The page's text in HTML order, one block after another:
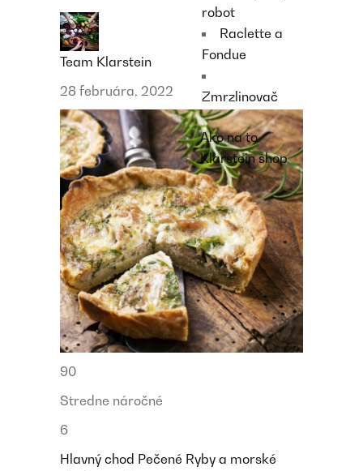
robot
Raclette a
Fondue
Zmrzlinovač
Ako na to
Klarstein shop
Team Klarstein
28 februára, 2022
90
Stredne náročné
6
Hlavný chod Pečené Ryby a morské